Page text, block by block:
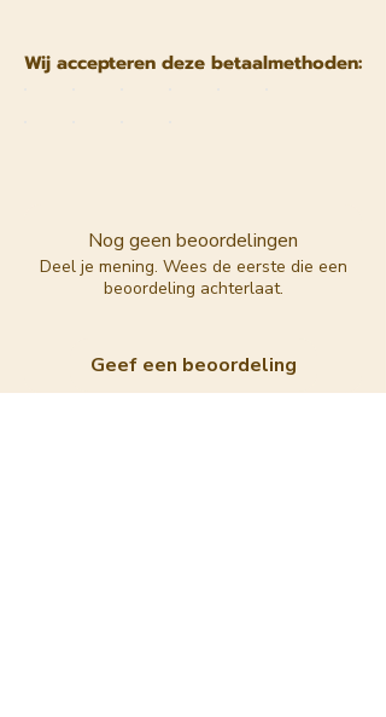
Wij accepteren deze betaalmethoden:
Nog geen beoordelingen
Deel je mening. Wees de eerste die een
beoordeling achterlaat.
Geef een beoordeling